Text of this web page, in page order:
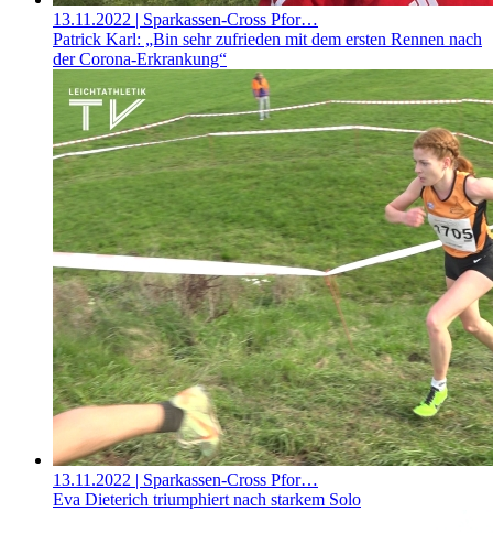
13.11.2022 | Sparkassen-Cross Pfor…
Patrick Karl: „Bin sehr zufrieden mit dem ersten Rennen nach
der Corona-Erkrankung“
13.11.2022 | Sparkassen-Cross Pfor…
Eva Dieterich triumphiert nach starkem Solo